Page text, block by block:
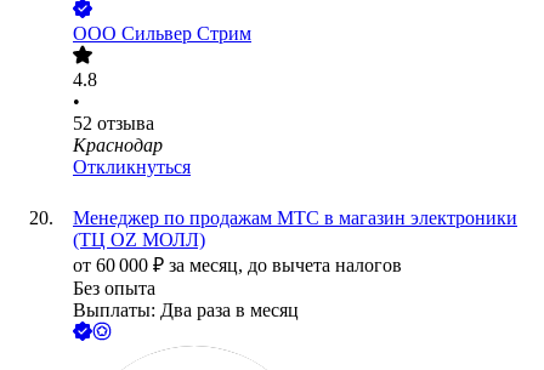
ООО Сильвер Стрим
4.8
•
52 отзыва
Краснодар
Откликнуться
Менеджер по продажам МТС в магазин электроники
(ТЦ OZ МОЛЛ)
от 60 000 ₽ за месяц, до вычета налогов
Без опыта
Выплаты: Два раза в месяц